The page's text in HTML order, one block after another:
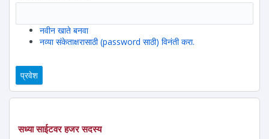
नवीन खाते बनवा
नव्या संकेताक्षरासाठी (password साठी) विनंती करा.
सध्या साईटवर हजर सदस्य